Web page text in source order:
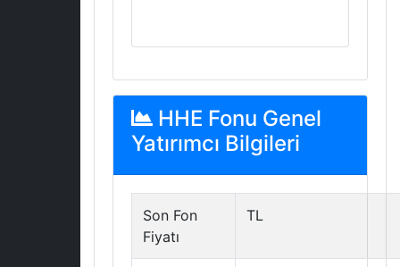
HHE Fonu Genel
Yatırımcı Bilgileri
Son Fon
Fiyatı
TL